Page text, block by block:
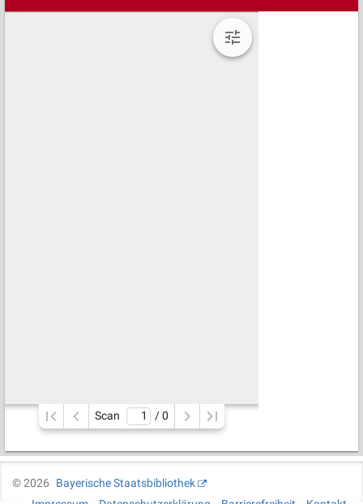
Scan / 0
©2026
Bayerische Staatsbibliothek